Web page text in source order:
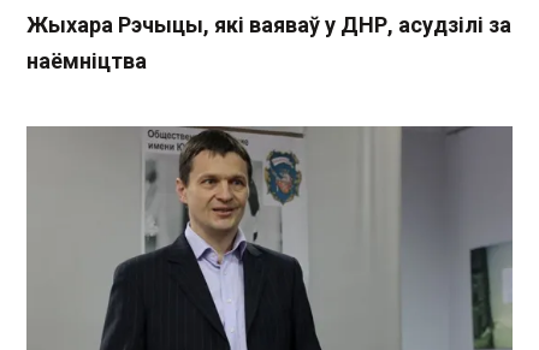
Жыхара Рэчыцы, які ваяваў у ДНР, асудзілі за
наёмніцтва